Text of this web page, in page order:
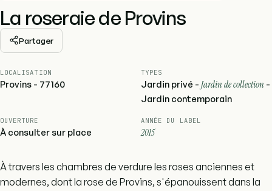
La roseraie de Provins
Partager
LOCALISATION
Provins - 77160
TYPES
Jardin privé - Jardin de collection -
Jardin contemporain
OUVERTURE
À consulter sur place
ANNÉE DU LABEL
2015
À travers les chambres de verdure les roses anciennes et
modernes, dont la rose de Provins, s'épanouissent dans la